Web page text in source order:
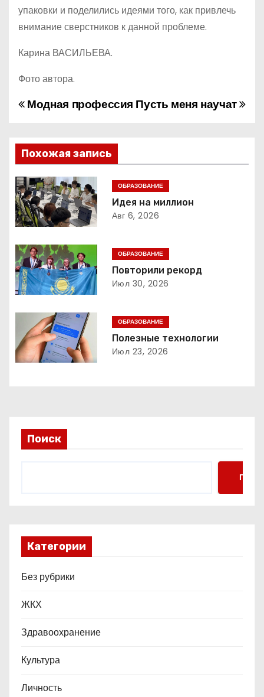
упаковки и поделились идеями того, как привлечь
внимание сверстников к данной проблеме.
Карина ВАСИЛЬЕВА.
Фото автора.
Н
в
и
г
а
ц
и
я
п
о
п
и
м
Пусть меня научат
Модная профессия
Похожая запись
ОБРАЗОВАНИЕ
Идея на миллион
Авг 6, 2026
ОБРАЗОВАНИЕ
Повторили рекорд
Июл 30, 2026
ОБРАЗОВАНИЕ
Полезные технологии
Июл 23, 2026
Поиск
Поиск
Категории
Без рубрики
ЖКХ
Здравоохранение
Культура
Личность